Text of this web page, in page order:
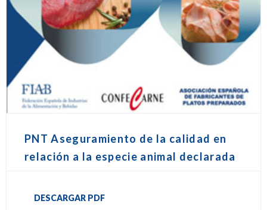
PNT Aseguramiento de la calidad en
relación a la especie animal declarada
DESCARGAR PDF